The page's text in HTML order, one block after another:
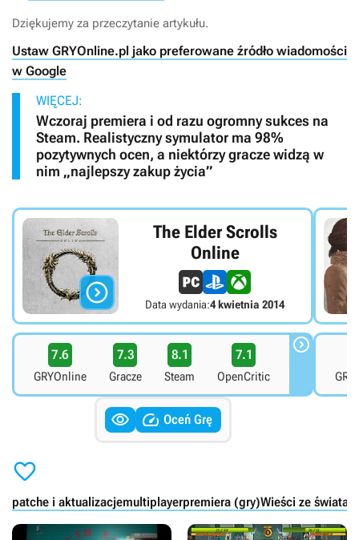
Dziękujemy za przeczytanie artykułu.
Ustaw GRYOnline.pl jako preferowane źródło wiadomości
w Google
WIĘCEJ:
Wczoraj premiera i od razu ogromny sukces na
Steam. Realistyczny symulator ma 98%
pozytywnych ocen, a niektórzy gracze widzą w
nim „najlepszy zakup życia”

The Elder Scrolls
Online
Data wydania:4 kwietnia 2014
7.6
GRYOnline
7.3
Gracze
8.1
Steam
7.1
OpenCritic

  Oceń Grę

patche i aktualizacjemultiplayerpremiera (gry)Wieści ze świata